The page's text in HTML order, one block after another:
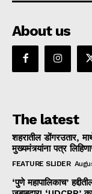
About us
The latest
शहरातील डोंगरउतार,
मुख्यमंत्र्यांना पत्र
FEATURE SLIDER
‘पुणे महापालिकाच’